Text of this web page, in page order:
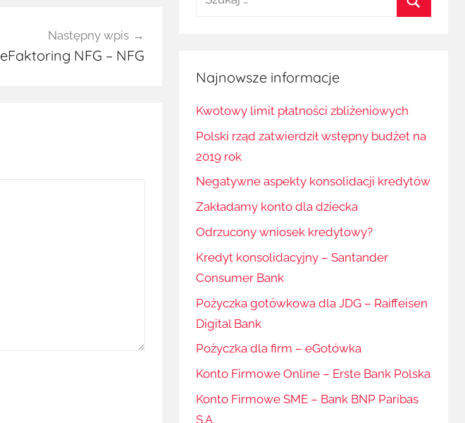
Następny wpis
eFaktoring NFG – NFG
Najnowsze informacje
Kwotowy limit płatności zbliżeniowych
Polski rząd zatwierdził wstępny budżet na
2019 rok
Negatywne aspekty konsolidacji kredytów
Zakładamy konto dla dziecka
Odrzucony wniosek kredytowy?
Kredyt konsolidacyjny – Santander
Consumer Bank
Pożyczka gotówkowa dla JDG – Raiffeisen
Digital Bank
Pożyczka dla firm – eGotówka
Konto Firmowe Online – Erste Bank Polska
Konto Firmowe SME – Bank BNP Paribas
S.A.